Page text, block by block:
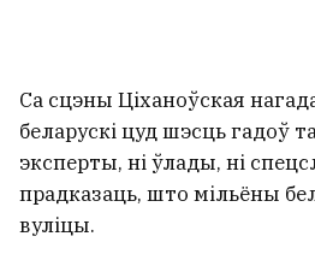
Са сцэны Ціханоўская
беларускі цуд шэсць гадоў
эксперты, ні ўлады, ні
прадказаць, што мільёны
вуліцы.